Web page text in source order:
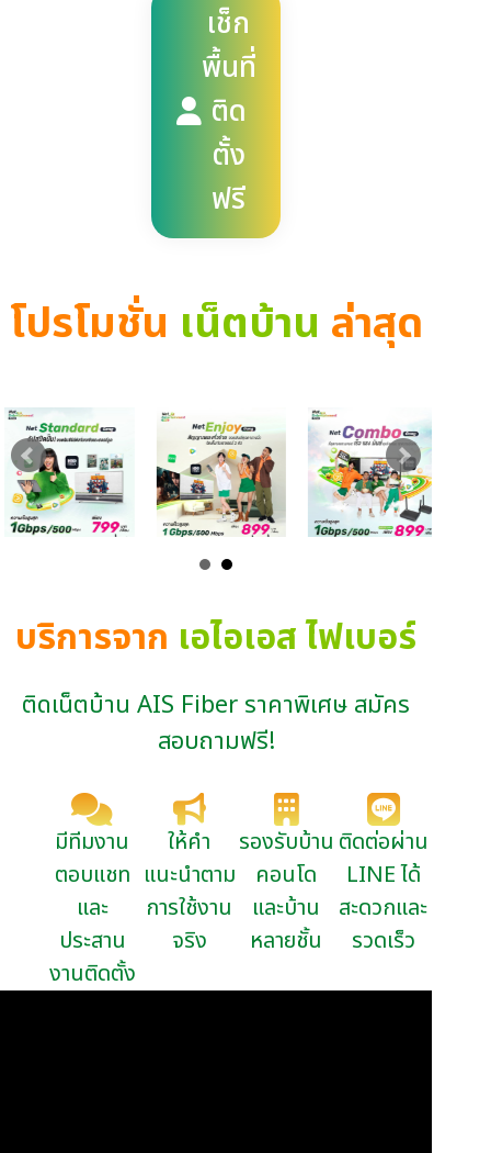
เช็ก
พื้นที่
ติด
ตั้ง
ฟรี
โปรโมชั่น เน็ตบ้าน ล่าสุด
บริการจาก เอไอเอส ไฟเบอร์
ติดเน็ตบ้าน AIS Fiber ราคาพิเศษ สมัคร
สอบถามฟรี!
มีทีมงาน
ตอบแชท
และ
ประสาน
งานติดตั้ง
ให้คำ
แนะนำตาม
การใช้งาน
จริง
รองรับบ้าน
คอนโด
และบ้าน
หลายชั้น
ติดต่อผ่าน
LINE ได้
สะดวกและ
รวดเร็ว